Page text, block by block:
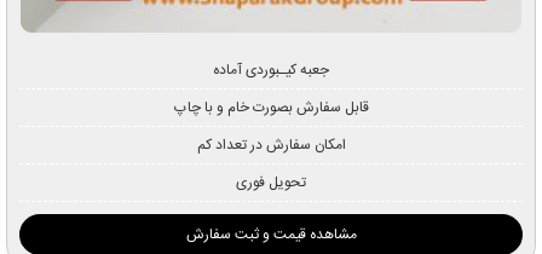
جعبه کیـبوردی آماده
قابل سفارش بصورت خام و با چاپ
امکان سفارش در تعداد کم
تحویل فوری
مشاهده قیمت و ثبت سفارش